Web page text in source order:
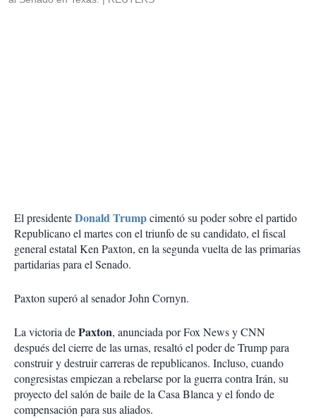
El presidenteDonald Trumpcimentó su poder sobre el partido
Republicano el martes con el triunfo de su candidato, el fiscal
general estatal Ken Paxton, en la segunda vuelta de las primarias
partidarias para el Senado.
Paxton superó al senador John Cornyn.
La victoria dePaxton, anunciada por Fox News y CNN
después del cierre de las urnas, resaltó el poder de Trump para
construir y destruir carreras de republicanos. Incluso, cuando
congresistas empiezan a rebelarse por la guerra contra Irán, su
proyecto del salón de baile de la Casa Blanca y el fondo de
compensación para sus aliados.